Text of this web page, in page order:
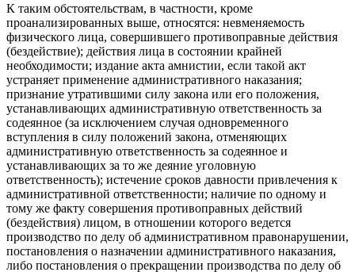
К таким обстоятельствам, в частности, кроме
проанализированных выше, относятся: невменяемость
физического лица, совершившего противоправные действия
(бездействие); действия лица в состоянии крайней
необходимости; издание акта амнистии, если такой акт
устраняет применение административного наказания;
признание утратившими силу закона или его положения,
устанавливающих административную ответственность за
содеянное (за исключением случая одновременного
вступления в силу положений закона, отменяющих
административную ответственность за содеянное и
устанавливающих за то же деяние уголовную
ответственность); истечение сроков давности привлечения к
административной ответственности; наличие по одному и
тому же факту совершения противоправных действий
(бездействия) лицом, в отношении которого ведется
производство по делу об административном правонарушении,
постановления о назначении административного наказания,
либо постановления о прекращении производства по делу об